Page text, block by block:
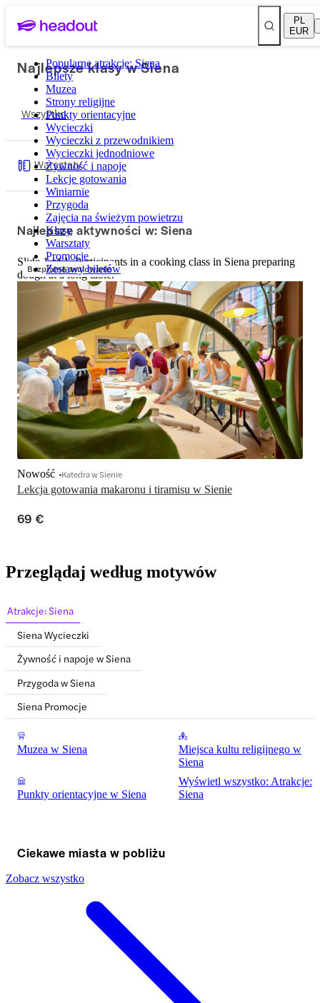
PL
EUR
Popularne atrakcje: Siena
Bilety
Muzea
Strony religijne
Punkty orientacyjne
Wycieczki
Wycieczki z przewodnikiem
Wycieczki jednodniowe
Żywność i napoje
Lekcje gotowania
Winiarnie
Przygoda
Zajęcia na świeżym powietrzu
Klasy
Warsztaty
Promocje
Zestawy biletów
Najlepsze klasy w Siena
Wszystko
Warsztaty
Najlepsze aktywności w: Siena
Bezpłatne anulowanie
Slide 1 of 1, Participants in a cooking class in Siena preparing
dough at a long table.
Lekcja gotowania makaronu i tiramisu w Sienie
Nowość Katedra w Sienie
69 €
Przeglądaj według motywów
Atrakcje: Siena
Siena Wycieczki
Żywność i napoje w Siena
Przygoda w Siena
Siena Promocje
Muzea w Siena
Miejsca kultu religijnego w
Siena
Punkty orientacyjne w Siena
Wyświetl wszystko: Atrakcje:
Siena
Ciekawe miasta w pobliżu
Zobacz wszystko